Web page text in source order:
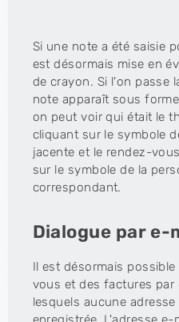
Si une note a été saisie
est désormais mise en
de crayon. Si l'on passe
note apparaît sous
on peut voir qui était le
cliquant sur le symbole
jacente et le rendez-
sur le symbole de la
correspondant.
Dialogue par e-
Il est désormais
vous et des factures
lesquels aucune